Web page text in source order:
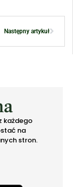
Następny artykuł
każdego
na
stron.